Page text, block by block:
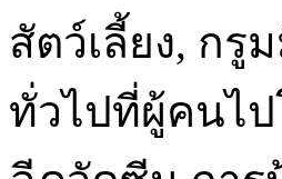
สัตว์เลี้ยง, กรู
ทั่วไปที่ผู้คนไป